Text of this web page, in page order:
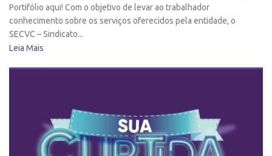
Portifólio aqui! Com o objetivo de levar ao trabalhador
conhecimento sobre os serviços oferecidos pela entidade, o
SECVC – Sindicato...
Leia Mais